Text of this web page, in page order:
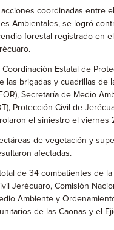
coordinadas entre
Ambientales, se logró
forestal registrado en
Estatal de
las brigadas y cuadrillas de
Secretaría de Medio
Protección Civil de
el siniestro el viernes
de vegetación y
afectadas.
de 34 combatientes de
Jerécuaro, Comisión
Ambiente y
de las Caonas y el